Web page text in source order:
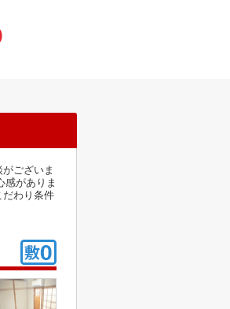
ございま
感がありま
だわり条件